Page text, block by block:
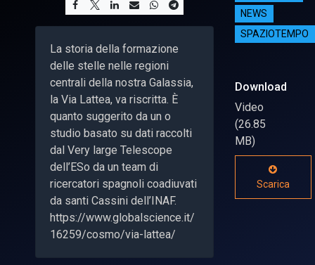
La storia della formazione
delle stelle nelle regioni
centrali della nostra Galassia,
la Via Lattea, va riscritta. È
quanto suggerito da un o
studio basato su dati raccolti
dal Very large Telescope
dell’ESo da un team di
ricercatori spagnoli coadiuvati
da santi Cassini dell’INAF.
https://www.globalscience.it/
16259/cosmo/via-lattea/
NEWS
SPAZIOTEMPO
Download
Video
(26.85
MB)
Scarica